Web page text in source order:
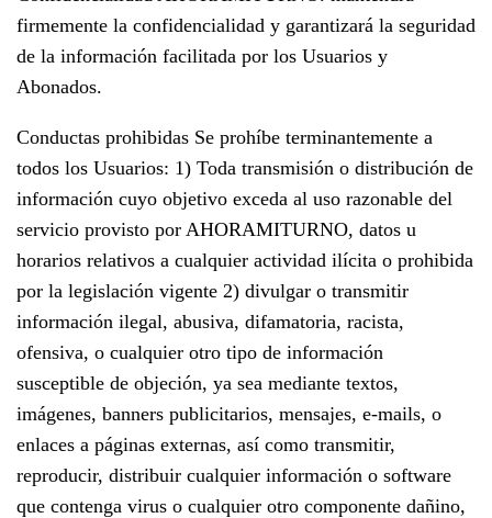
firmemente la confidencialidad y garantizará la seguridad
de la información facilitada por los Usuarios y
Abonados.
Conductas prohibidas Se prohíbe terminantemente a
todos los Usuarios: 1) Toda transmisión o distribución de
información cuyo objetivo exceda al uso razonable del
servicio provisto por AHORAMITURNO, datos u
horarios relativos a cualquier actividad ilícita o prohibida
por la legislación vigente 2) divulgar o transmitir
información ilegal, abusiva, difamatoria, racista,
ofensiva, o cualquier otro tipo de información
susceptible de objeción, ya sea mediante textos,
imágenes, banners publicitarios, mensajes, e-mails, o
enlaces a páginas externas, así como transmitir,
reproducir, distribuir cualquier información o software
que contenga virus o cualquier otro componente dañino,